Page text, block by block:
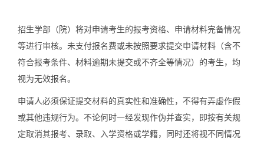
招生学部（院）将对申请考生的报考资格、申请材料完备情况
等进行审核。未支付报名费或未按照要求提交申请材料（含不
符合报考条件、材料逾期未提交或不齐全等情况）的考生，均
视为无效报名。
申请人必须保证提交材料的真实性和准确性，不得有弄虚作假
或其他违规行为。不论何时一经发现作伪并查实，即按有关规
定取消其报考、录取、入学资格或学籍，同时还将视不同情况